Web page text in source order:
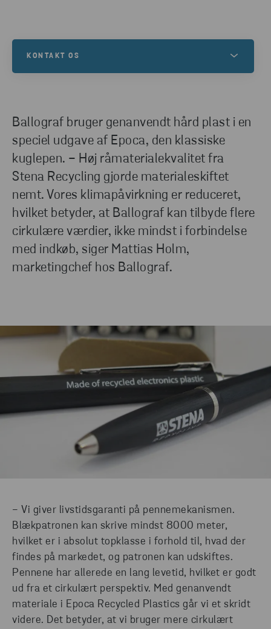
Ballograf bruger genanvendt hård plast i en
speciel udgave af Epoca, den klassiske
kuglepen. − Høj råmaterialekvalitet fra
Stena Recycling gjorde materialeskiftet
nemt. Vores klimapåvirkning er reduceret,
hvilket betyder, at Ballograf kan tilbyde flere
cirkulære værdier, ikke mindst i forbindelse
med indkøb, siger Mattias Holm,
marketingchef hos Ballograf.
− Vi giver livstidsgaranti på pennemekanismen.
Blækpatronen kan skrive mindst 8000 meter,
hvilket er i absolut topklasse i forhold til, hvad der
findes på markedet, og patronen kan udskiftes.
Pennene har allerede en lang levetid, hvilket er godt
ud fra et cirkulært perspektiv. Med genanvendt
materiale i Epoca Recycled Plastics går vi et skridt
videre. Det betyder, at vi bruger mere cirkulært
KONTAKT OS
genanvendelsesbehov.
KONTAKT OS